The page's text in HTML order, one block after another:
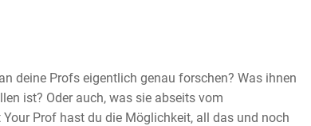
deine Profs eigentlich genau forschen? Was ihnen
ist? Oder auch, was sie abseits vom
Prof hast du die Möglichkeit, all das und noch